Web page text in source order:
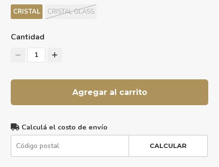
CRISTAL CRISTAL GLASS
Cantidad
1
Agregar al carrito
Calculá el costo de envío
CALCULAR